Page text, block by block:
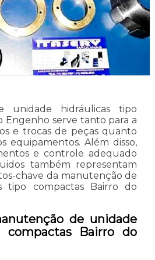
unidade hidráulicas tipo
Engenho serve tanto para a
e trocas de peças quanto
equipamentos. Além disso,
e controle adequado
também representam
chave da manutenção de
tipo compactas Bairro do
de unidade
compactas Bairro do